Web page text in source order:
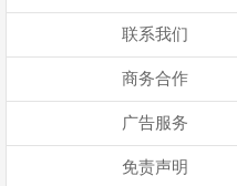
联系我们
商务合作
广告服务
免责声明